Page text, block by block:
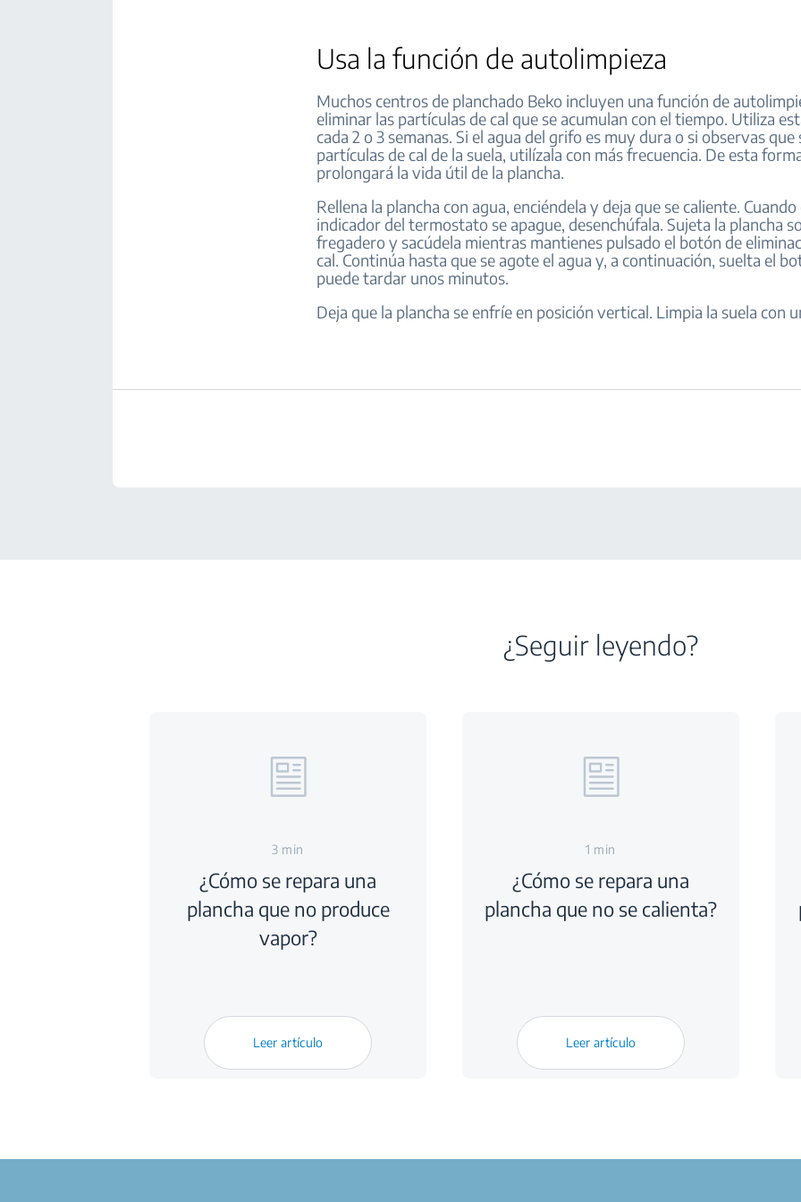
Usa la función de autolimpieza
Muchos centros de planchado Beko incluyen una función de
eliminar las partículas de cal que se acumulan con el tiempo. Utiliza
cada 2 o 3 semanas. Si el agua del grifo es muy dura o si observas que
partículas de cal de la suela, utilízala con más frecuencia. De esta
prolongará la vida útil de la plancha.
Rellena la plancha con agua, enciéndela y deja que se caliente.
indicador del termostato se apague, desenchúfala. Sujeta la plancha
fregadero y sacúdela mientras mantienes pulsado el botón de
cal. Continúa hasta que se agote el agua y, a continuación, suelta el
puede tardar unos minutos.
Deja que la plancha se enfríe en posición vertical. Limpia la suela con
¿Seguir leyendo?
3 min
¿Cómo se repara una
plancha que no produce
vapor?
Leer artículo
1 min
¿Cómo se repara una
plancha que no se calienta?
Leer artículo